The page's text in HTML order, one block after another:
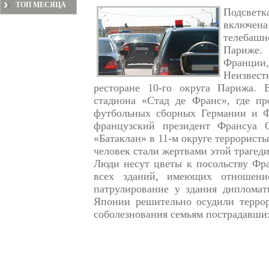
ТОП МЕСЯЦА
ресторане 10-го округа Парижа.
стадиона «Стад де Франс», где
футбольных сборных Германии и
французский президент
«Батаклан» в 11-м округе
человек стали жертвами этой
Люди несут цветы к посольству
всех зданий, имеющих
патрулирование у здания
Японии решительно осудили
соболезнования семьям